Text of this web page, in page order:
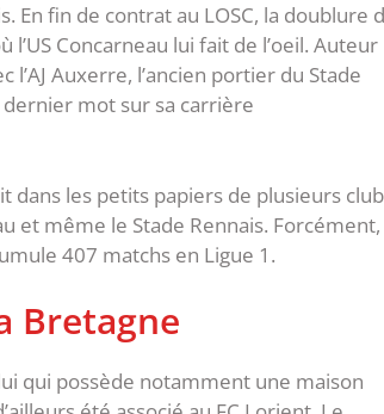
En fin de contrat au LOSC, la doublure
Concarneau lui fait de l’oeil. Auteur
Auxerre, l’ancien portier du Stade
dernier mot sur sa carrière
dans les petits papiers de plusieurs
et même le Stade Rennais. Forcément,
407 matchs en Ligue 1.
Bretagne
qui possède notamment une maison